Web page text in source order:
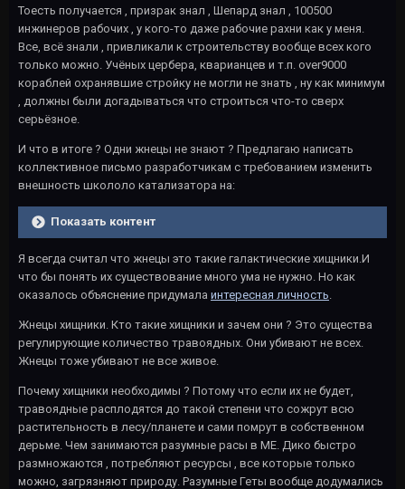
Тоесть получается , призрак знал , Шепард знал , 100500
инжинеров рабочих , у кого-то даже рабочие рахни как у меня.
Все, всё знали , привликали к строительству вообще всех кого
только можно. Учёных цербера, кварианцев и т.п. over9000
кораблей охранявшие стройку не могли не знать , ну как минимум
, должны были догадываться что строиться что-то сверх
серьёзное.
И что в итоге ? Одни жнецы не знают ? Предлагаю написать
коллективное письмо разработчикам с требованием изменить
внешность школоло катализатора на:
Показать контент
Я всегда считал что жнецы это такие галактические хищники.И
что бы понять их существование много ума не нужно. Но как
оказалось объяснение придумала интересная личность.
Жнецы хищники. Кто такие хищники и зачем они ? Это существа
регулирующие количество травоядных. Они убивают не всех.
Жнецы тоже убивают не все живое.
Почему хищники необходимы ? Потому что если их не будет,
травоядные расплодятся до такой степени что сожрут всю
растительность в лесу/планете и сами помрут в собственном
дерьме. Чем занимаются разумные расы в МЕ. Дико быстро
размножаются , потребляют ресурсы , все которые только
можно, загрязняют природу. Разумные Геты вообще додумались